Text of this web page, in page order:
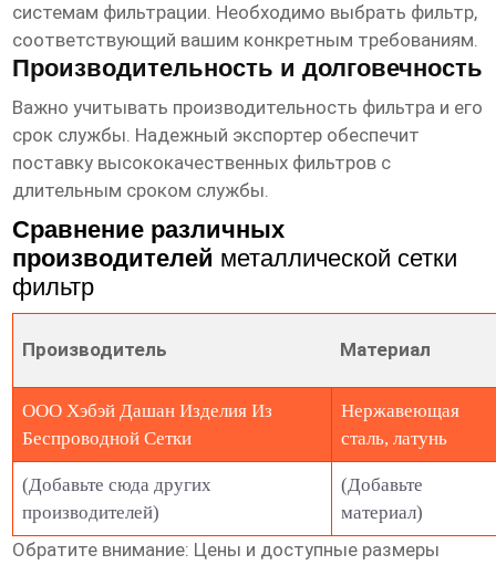
системам фильтрации. Необходимо выбрать фильтр,
соответствующий вашим конкретным требованиям.
Производительность и долговечность
Важно учитывать производительность фильтра и его
срок службы. Надежный экспортер обеспечит
поставку высококачественных фильтров с
длительным сроком службы.
Сравнение различных
производителей металлической сетки
фильтр
Производитель Материал
ООО Хэбэй Дашан Изделия Из
Беспроводной Сетки
Нержавеющая
сталь, латунь
(Добавьте сюда других
производителей)
(Добавьте
материал)
Обратите внимание: Цены и доступные размеры